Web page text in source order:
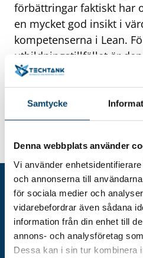
Samtycke
Denna webbplats använder
Vi använder
och annonserna till
för sociala medier och
vidarebefordrar även sådana
information från din enhet till
annons- och analysföretag
Dessa kan i sin tur kombinera
förbättringar faktiskt har
en mycket god insikt i
kompetenserna i Lean.
utbildningstillfället är
tillfällen kommer, så håll
i nyhetsbrev för mer
meddela ditt intresse till